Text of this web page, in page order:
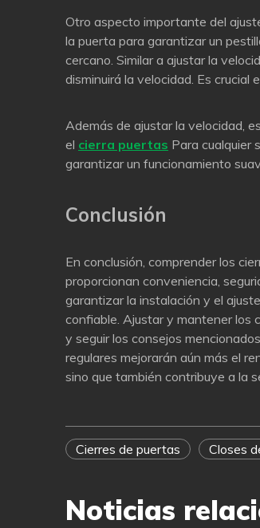
Otro aspecto importante del
la puerta para garantizar un
cercano. Similar a ajustar la
disminuirá la velocidad. Es
Además de ajustar la velocidad,
el cierra puertas Para cualquier
garantizar un funcionamiento
Conclusión
En conclusión, comprender los
proporcionan conveniencia,
garantizar la instalación y el
confiable. Ajustar y mantener los
y seguir los consejos
regulares mejorarán aún más el
sino que también contribuye a la
Cierres de puertas Closes
Noticias